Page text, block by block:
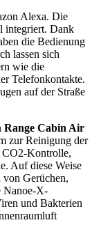
Alexa. Die
integriert. Dank
die Bedienung
lassen sich
wie die
Telefonkontakte.
auf der Straße
Range Cabin Air
zur Reinigung der
CO2-Kontrolle,
Auf diese Weise
Gerüchen,
Nanoe-X-
und Bakterien